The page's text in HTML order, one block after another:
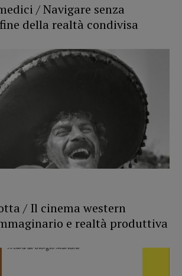
40
Artificiale
2022
a Ballard
/ Navigare senza
della realtà condivisa
/ Il cinema western
e realtà produttiva